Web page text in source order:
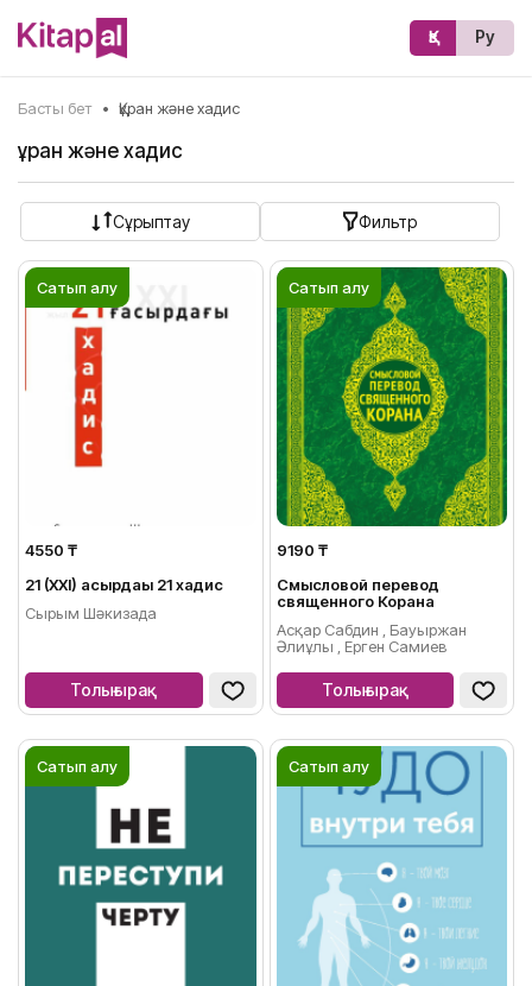
Қз Ру
Басты бет • Құран және хадис
Құран және хадис
Сұрыптау Фильтр
Сатып алу
4550 ₸
21 (XXI) ғасырдағы 21 хадис
Сырым Шәкизада
Толығырақ
Сатып алу
9190 ₸
Смысловой перевод
священного Корана
Асқар Сабдин , Бауыржан
Әлиұлы , Ерген Самиев
Толығырақ
Сатып алу Сатып алу